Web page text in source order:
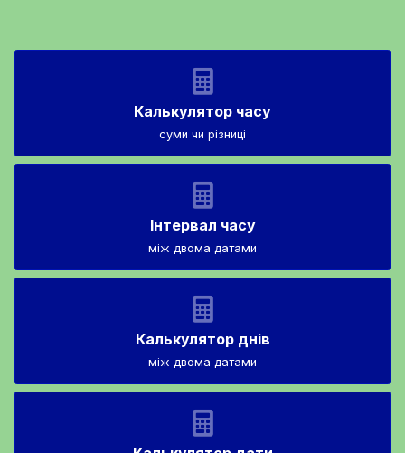
Калькулятор часу
суми чи різниці
Інтервал часу
між двома датами
Калькулятор днів
між двома датами